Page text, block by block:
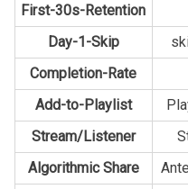
First-30s-Retention
Day-1-Skip
Completion-Rate
Add-to-Playlist
Stream/Listener
Algorithmic Share